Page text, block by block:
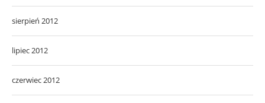
sierpień 2012
lipiec 2012
czerwiec 2012